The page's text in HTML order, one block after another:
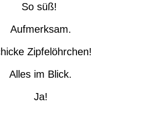
So süß!
Aufmerksam.
Zipfelöhrchen!
Alles im Blick.
Ja!